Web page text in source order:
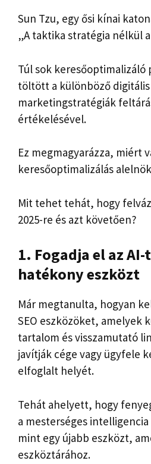
Sun Tzu, egy ősi kínai
„A taktika stratégia nélkül
Túl sok
töltött a különböző digitális
marketingstratégiák
értékelésével.
Ez megmagyarázza, miért
keresőoptimalizálás
Mit tehet tehát, hogy
2025-re és azt követően?
1. Fogadja el az
hatékony eszközt
Már megtanulta, hogyan
SEO eszközöket, amelyek
tartalom és visszamutató
javítják cége vagy ügyfele
elfoglalt helyét.
Tehát ahelyett, hogy
a mesterséges
mint egy újabb eszközt,
eszköztárához.